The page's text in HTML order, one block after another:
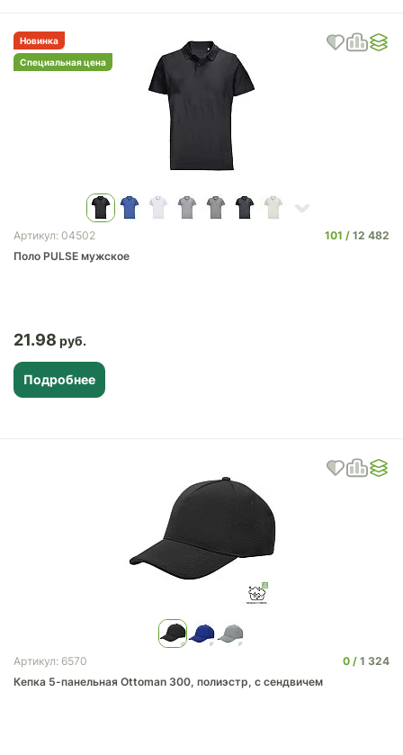
Новинка
Специальная цена
Артикул: 04502 101
12 482
Поло PULSE мужское
21.98
Подробнее
Артикул: 6570 0
1 324
Кепка 5-панельная Ottoman 300, полиэстр, c сендвичем